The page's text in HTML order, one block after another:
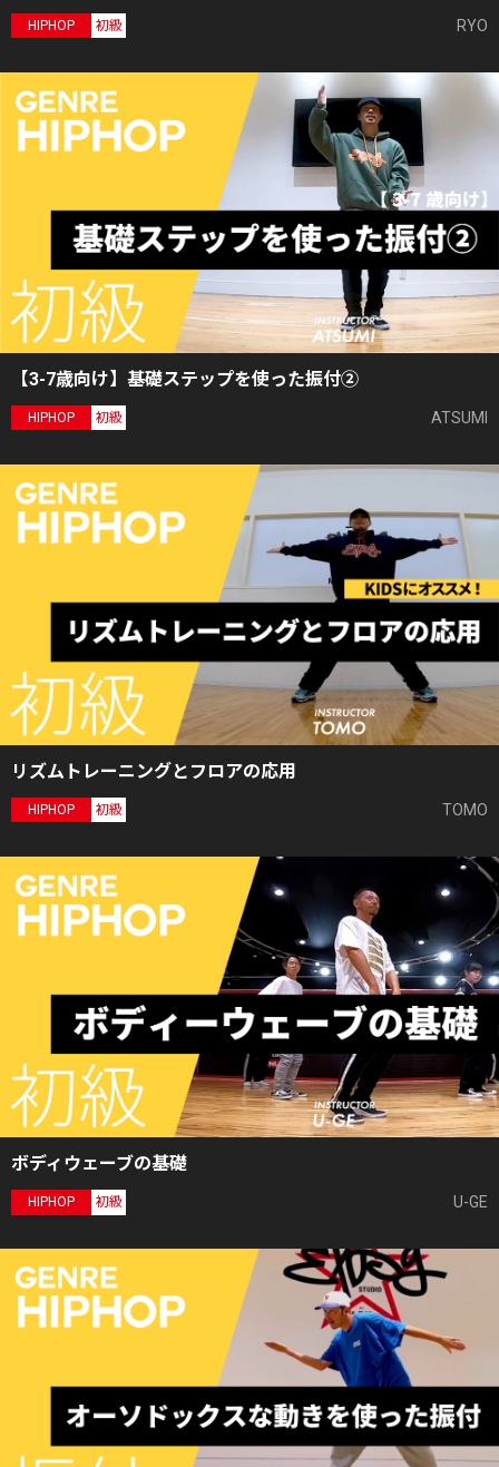
HIPHOP 初級 RYO
【3-7歳向け】基礎ステップを使った振付②
HIPHOP 初級 ATSUMI
リズムトレーニングとフロアの応用
HIPHOP 初級 TOMO
ボディウェーブの基礎
HIPHOP 初級 U-GE